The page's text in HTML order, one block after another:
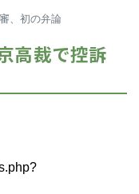
、初の弁論
高裁で控訴